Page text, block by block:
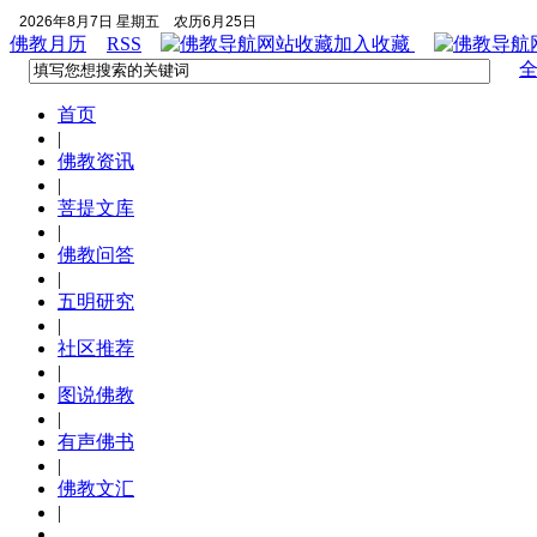
2026年8月7日 星期五 农历6月25日
佛教月历 RSS 加入收藏
首页
|
佛教资讯
|
菩提文库
|
佛教问答
|
五明研究
|
社区推荐
|
图说佛教
|
有声佛书
|
佛教文汇
|